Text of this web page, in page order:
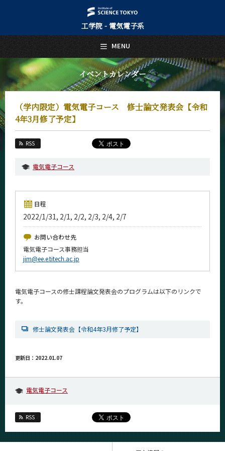
工学院 - 電気電子系
イベントカレンダー
（学内限定）電気電子コース 修士論文発表会【令和
4年3月修了予定】
RSS
電気電子コース
日程
2022/1/31, 2/1, 2/2, 2/3, 2/4, 2/7
お問い合わせ先
電気電子コース事務担当
jim@ee.e.titech.ac.jp
電気電子コースの修士課程論文発表会のプログラムは以下のリンクで
す。
修士論文発表会【令和4年3月修了予定】
更新日：2022.01.07
電気電子コース
RSS
MENU
日本語 English
トップページ
Top Page
電気電子系について
About Us
教育
Education
教員・研究室
Faculty and Laboratories
未来
Admissions
電気電子系 News
イベントカレンダー
Event Calendar
今後の課程別イベント
CLOSE